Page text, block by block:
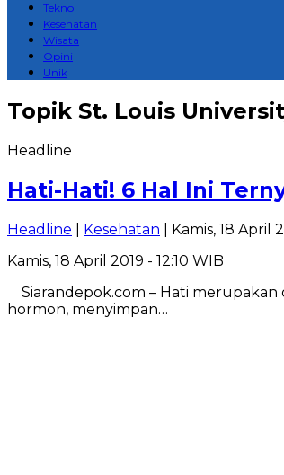
Tekno
Kesehatan
Wisata
Opini
Unik
Topik St. Louis
Headline
Hati-Hati! 6 Hal Ini
Headline Kesehatan | Kamis, 18 April
Kamis, 18 April 2019 - 12:10 WIB
Siarandepok.com – Hati
hormon, menyimpan…